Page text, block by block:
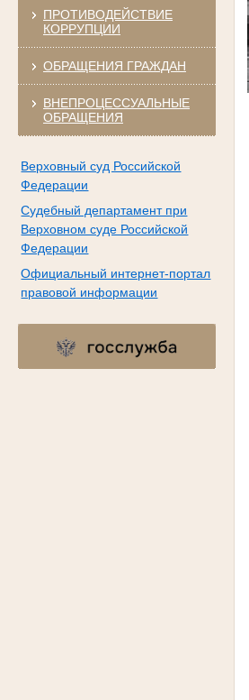
ПРОТИВОДЕЙСТВИЕ
КОРРУПЦИИ
ОБРАЩЕНИЯ ГРАЖДАН
ВНЕПРОЦЕССУАЛЬНЫЕ
ОБРАЩЕНИЯ
Верховный суд Российской
Федерации
Судебный департамент при
Верховном суде Российской
Федерации
Официальный интернет-портал
правовой информации